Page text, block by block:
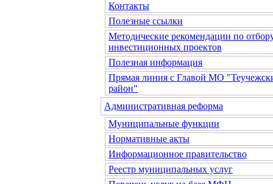
Контакты
Полезные ссылки
Методические рекомендации по
инвестиционных проектов
Полезная информация
Прямая линия с Главой МО
район"
Административная реформа
Муниципальные функции
Нормативные акты
Информационное правительство
Реестр муниципальных услуг